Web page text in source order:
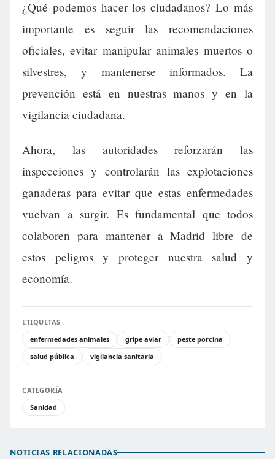
¿Qué podemos hacer los ciudadanos? Lo más
importante es seguir las recomendaciones
oficiales, evitar manipular animales muertos o
silvestres, y mantenerse informados. La
prevención está en nuestras manos y en la
vigilancia ciudadana.
Ahora, las autoridades reforzarán las
inspecciones y controlarán las explotaciones
ganaderas para evitar que estas enfermedades
vuelvan a surgir. Es fundamental que todos
colaboren para mantener a Madrid libre de
estos peligros y proteger nuestra salud y
economía.
ETIQUETAS
enfermedades animales
gripe aviar
peste porcina
salud pública
vigilancia sanitaria
CATEGORÍA
Sanidad
NOTICIAS RELACIONADAS